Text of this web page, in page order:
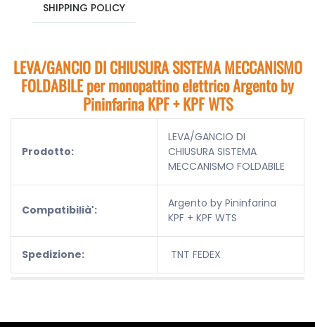
SHIPPING POLICY
LEVA/GANCIO DI CHIUSURA SISTEMA MECCANISMO
FOLDABILE per monopattino elettrico Argento by
Pininfarina KPF + KPF WTS
Prodotto:
LEVA/GANCIO DI
CHIUSURA SISTEMA
MECCANISMO FOLDABILE
Compatibilià':
Argento by Pininfarina
KPF + KPF WTS
Spedizione: TNT FEDEX